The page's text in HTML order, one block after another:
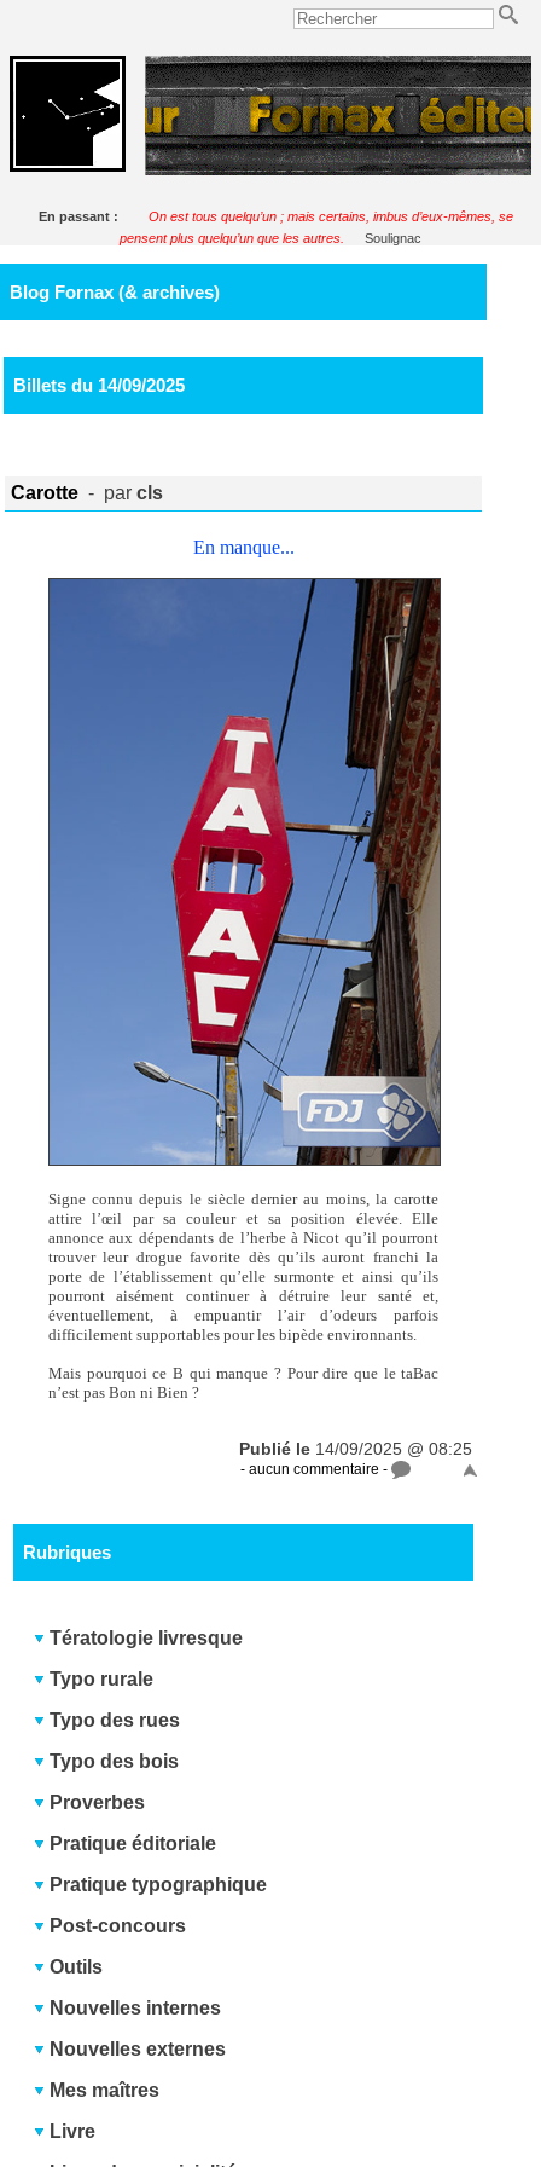
En passant :
On est tous quelqu’un ; mais certains, imbus d’eux-mêmes, se
pensent plus quelqu’un que les autres.
Soulignac
Blog Fornax (& archives)
Billets du 14/09/2025
Carotte - parcls
En manque...
Signe connu depuis le siècle dernier au moins, la carotte
attire l’œil par sa couleur et sa position élevée. Elle
annonce aux dépendants de l’herbe à Nicot qu’il pourront
trouver leur drogue favorite dès qu’ils auront franchi la
porte de l’établissement qu’elle surmonte et ainsi qu’ils
pourront aisément continuer à détruire leur santé et,
éventuellement, à empuantir l’air d’odeurs parfois
difficilement supportables pour les bipède environnants.
Mais pourquoi ce B qui manque ? Pour dire que le taBac
n’est pas Bon ni Bien ?
Publié le 14/09/2025 @ 08:25
- aucun commentaire -
Rubriques
Tératologie livresque
Typo rurale
Typo des rues
Typo des bois
Proverbes
Pratique éditoriale
Pratique typographique
Post-concours
Outils
Nouvelles internes
Nouvelles externes
Mes maîtres
Livre